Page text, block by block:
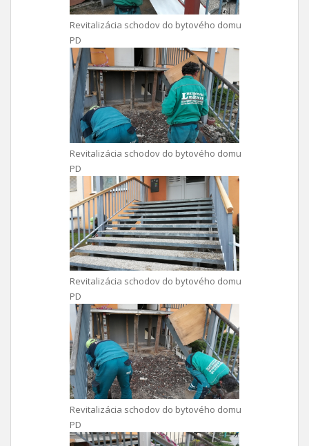
Revitalizácia schodov do bytového domu
PD
Revitalizácia schodov do bytového domu
PD
Revitalizácia schodov do bytového domu
PD
Revitalizácia schodov do bytového domu
PD